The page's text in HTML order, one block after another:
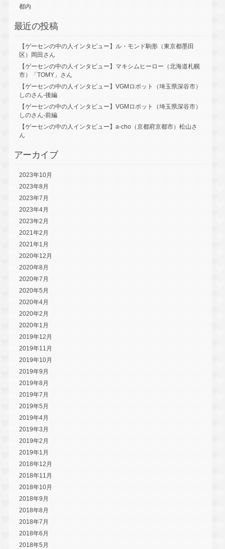
都内
最近の投稿
【ゲーセンの中の人インタビュー】ル・モンド駒形（東京都墨田
区）岡田さん
【ゲーセンの中の人インタビュー】マキシムヒーロー（北海道札幌
市）「TOMY」さん
【ゲーセンの中の人インタビュー】VGMロボット（埼玉県深谷市）
しのさん-後編
【ゲーセンの中の人インタビュー】VGMロボット（埼玉県深谷市）
しのさん-前編
【ゲーセンの中の人インタビュー】a-cho（京都府京都市）松山さ
ん
アーカイブ
2023年10月
2023年8月
2023年7月
2023年4月
2023年2月
2021年2月
2021年1月
2020年12月
2020年8月
2020年7月
2020年5月
2020年4月
2020年2月
2020年1月
2019年12月
2019年11月
2019年10月
2019年9月
2019年8月
2019年7月
2019年5月
2019年4月
2019年3月
2019年2月
2019年1月
2018年12月
2018年11月
2018年10月
2018年9月
2018年8月
2018年7月
2018年6月
2018年5月